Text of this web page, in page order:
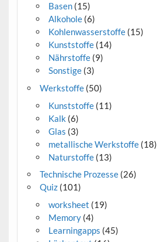
Basen(15)
Alkohole(6)
Kohlenwasserstoffe(15)
Kunststoffe(14)
Nährstoffe(9)
Sonstige(3)
Werkstoffe(50)
Kunststoffe(11)
Kalk (6)
Glas (3)
metallische Werkstoffe(18)
Naturstoffe(13)
Technische Prozesse(26)
Quiz(101)
worksheet (19)
Memory(4)
Learningapps (45)